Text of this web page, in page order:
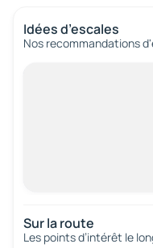
Idées d’escales
Nos recommandations
Sur la route
Les points d’intérêt le